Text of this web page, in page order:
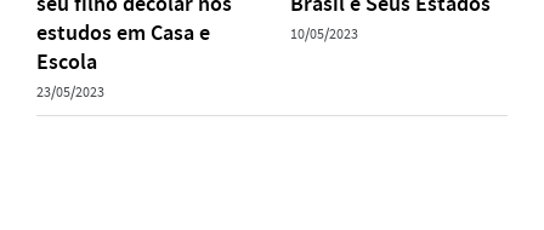
estudos em Casa e
Escola
23/05/2023
10/05/2023